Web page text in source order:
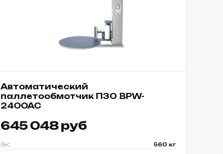
Автоматический
паллетообмотчик ПЗО BPW-
2400AC
645 048 руб
Вес 560 кг